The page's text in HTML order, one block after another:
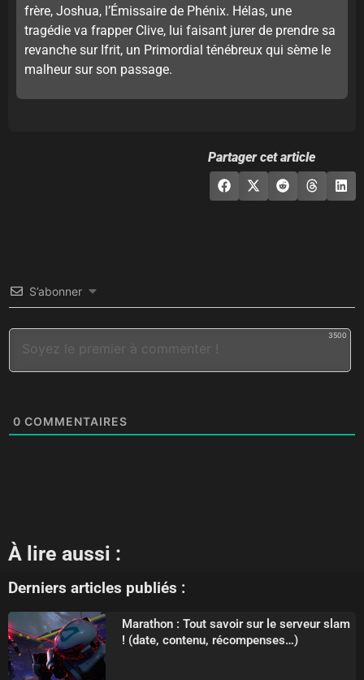
frère, Joshua, l’Émissaire de Phénix. Hélas, une
tragédie va frapper Clive, lui faisant jurer de prendre sa
revanche sur Ifrit, un Primordial ténébreux qui sème le
malheur sur son passage.
Partager cet article
S’abonner
3500
0 COMMENTAIRES
À lire aussi :
Derniers articles publiés :
Marathon : Tout savoir sur le serveur slam
! (date, contenu, récompenses…)